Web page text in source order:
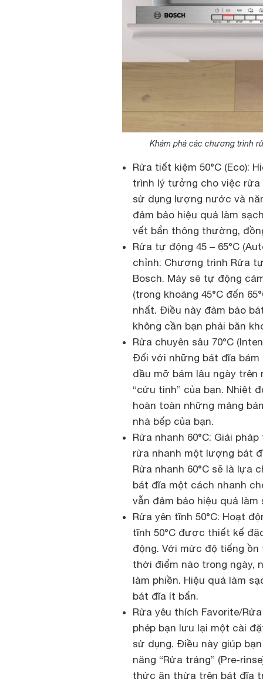
Khám phá các chương trình
Rửa tiết kiệm 50°C (Eco):
trình lý tưởng cho việc rửa
sử dụng lượng nước và
đảm bảo hiệu quả làm
vết bẩn thông thường,
Rửa tự động 45 – 65°C
chỉnh: Chương trình Rửa
Bosch. Máy sẽ tự động
(trong khoảng 45°C đến
nhất. Điều này đảm bảo
không cần bạn phải băn
Rửa chuyên sâu 70°C
Đối với những bát đĩa bám
dầu mỡ bám lâu ngày trên
“cứu tinh” của bạn. Nhiệt
hoàn toàn những mảng
nhà bếp của bạn.
Rửa nhanh 60°C: Giải
rửa nhanh một lượng bát
Rửa nhanh 60°C sẽ là lựa
bát đĩa một cách nhanh
vẫn đảm bảo hiệu quả làm
Rửa yên tĩnh 50°C: Hoạt
tĩnh 50°C được thiết kế
động. Với mức độ tiếng
thời điểm nào trong ngày,
làm phiền. Hiệu quả làm
bát đĩa ít bẩn.
Rửa yêu thích Favorite/
phép bạn lưu lại một cài
sử dụng. Điều này giúp
năng “Rửa tráng” (Pre-
thức ăn thừa trên bát đĩa